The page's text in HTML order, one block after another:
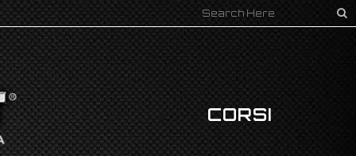
CORSI